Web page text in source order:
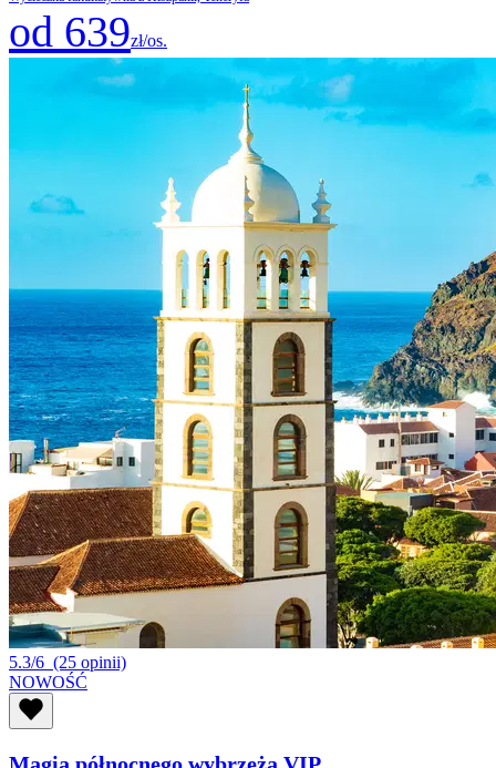
od 639zł/os.
5.3/6 (25 opinii)
NOWOŚĆ
Magia północnego wybrzeża VIP